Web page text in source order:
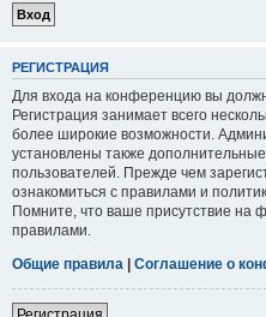
РЕГИСТРАЦИЯ
Для входа на конференцию вы
Регистрация занимает всего
более широкие возможности.
установлены также
пользователей. Прежде чем
ознакомиться с правилами и
Помните, что ваше присутствие на
правилами.
Общие правила | Соглашение о